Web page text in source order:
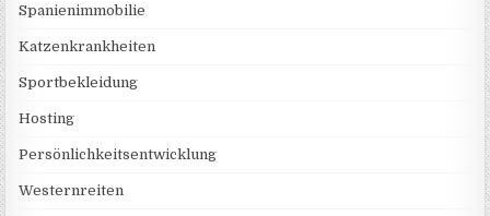
Spanienimmobilie
Katzenkrankheiten
Sportbekleidung
Hosting
Persönlichkeitsentwicklung
Westernreiten